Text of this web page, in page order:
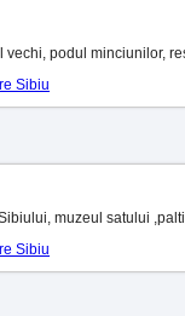
vechi, podul minciunilor,
Sibiu
muzeul satului
Sibiu